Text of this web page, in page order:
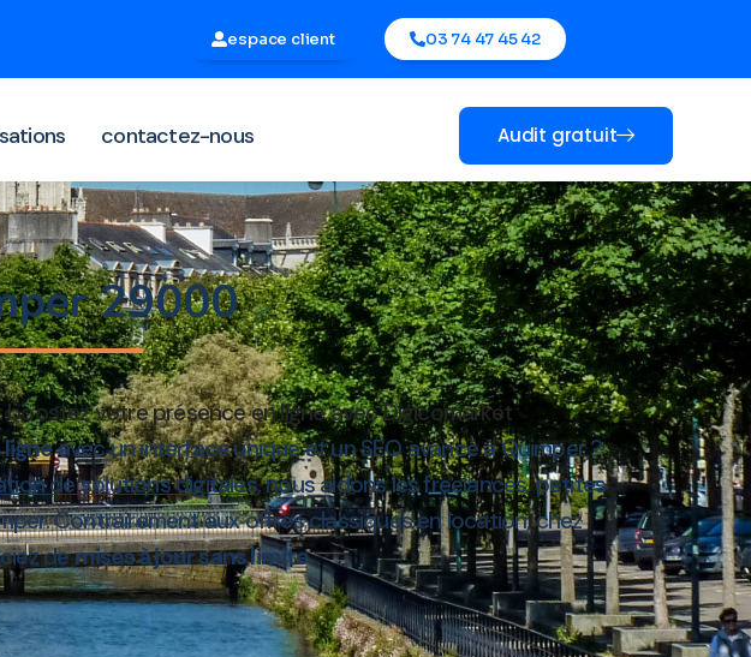
espace client 03 74 47 45 42
contactez-nous Audit gratuit
29000
votre présence en ligne avec Digicomarket
avec un interface unique et un SEO avancé à Quimper ?
de solutions digitales, nous aidons les freelances, petites
Contrairement aux offres classiques en location, chez
demises à jour sans limite.